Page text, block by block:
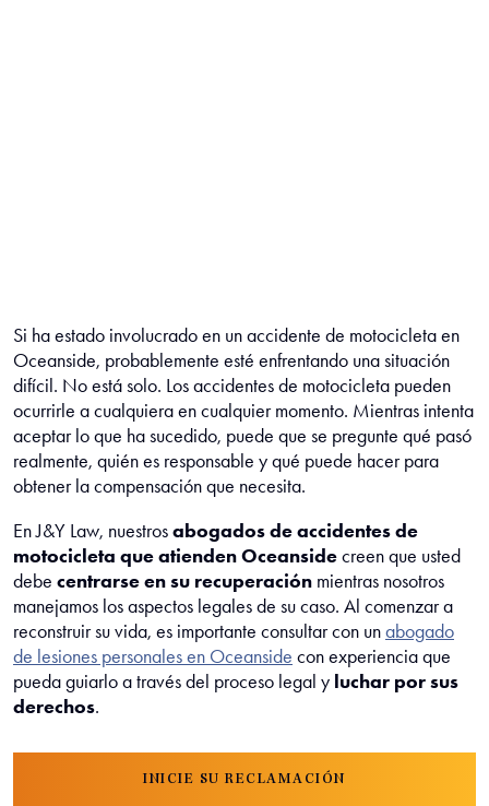
Si ha estado involucrado en un accidente de motocicleta en
Oceanside, probablemente esté enfrentando una situación
difícil. No está solo. Los accidentes de motocicleta pueden
ocurrirle a cualquiera en cualquier momento. Mientras intenta
aceptar lo que ha sucedido, puede que se pregunte qué pasó
realmente, quién es responsable y qué puede hacer para
obtener la compensación que necesita.
En J&Y Law, nuestrosabogados de accidentes de
motocicleta que atienden Oceansidecreen que usted
debe centrarse en su recuperación mientras nosotros
manejamos los aspectos legales de su caso. Al comenzar a
reconstruir su vida, es importante consultar con unabogado
de lesiones personales en Oceanside con experiencia que
pueda guiarlo a través del proceso legal y luchar por sus
derechos.
INICIE SU RECLAMACIÓN